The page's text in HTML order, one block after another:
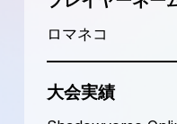
ロマネコ
大会実績